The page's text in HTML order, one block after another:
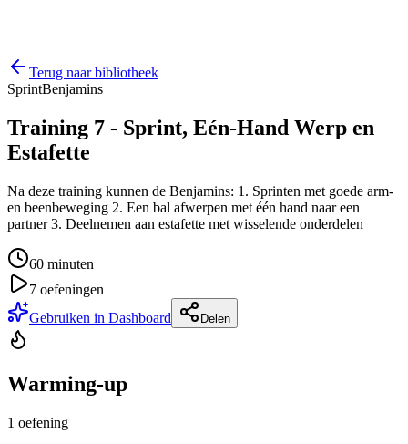
Terug naar bibliotheek
SprintBenjamins
Training 7 - Sprint, Eén-Hand Werp en
Estafette
Na deze training kunnen de Benjamins: 1. Sprinten met goede arm-
en beenbeweging 2. Een bal afwerpen met één hand naar een
partner 3. Deelnemen aan estafette met wisselende onderdelen
60 minuten
7 oefeningen
Gebruiken in Dashboard
Delen
Warming-up
1 oefening